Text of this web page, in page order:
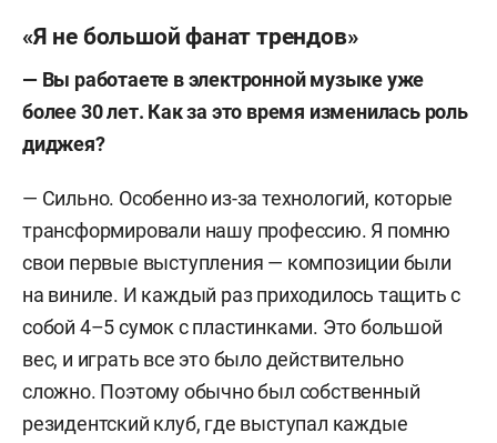
«Я не большой фанат трендов»
— Вы работаете в электронной музыке уже
более 30 лет. Как за это время изменилась роль
диджея?
— Сильно. Особенно из-за технологий, которые
трансформировали нашу профессию. Я помню
свои первые выступления — композиции были
на виниле. И каждый раз приходилось тащить с
собой 4–5 сумок с пластинками. Это большой
вес, и играть все это было действительно
сложно. Поэтому обычно был собственный
резидентский клуб, где выступал каждые